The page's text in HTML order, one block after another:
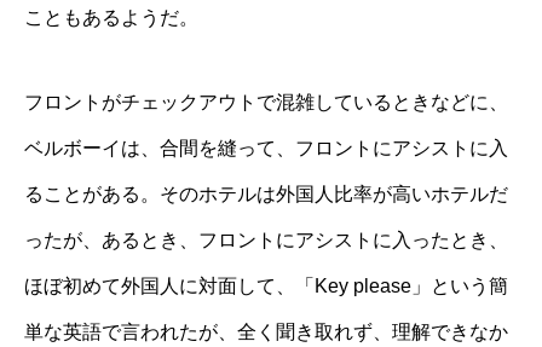
こともあるようだ。
フロントがチェックアウトで混雑しているときなどに、
ベルボーイは、合間を縫って、フロントにアシストに入
ることがある。そのホテルは外国人比率が高いホテルだ
ったが、あるとき、フロントにアシストに入ったとき、
ほぼ初めて外国人に対面して、「Key please」という簡
単な英語で言われたが、全く聞き取れず、理解できなか